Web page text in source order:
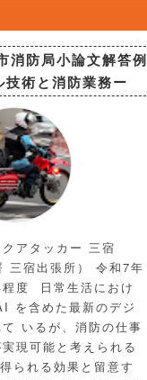
防局小論文解答例
技術と消防業務ー
アタッカー 三宿
三宿出張所） 令和7年
度 日常生活におけ
を含めた最新のデジ
いるが、消防の仕事
現可能と考えられる
られる効果と留意す